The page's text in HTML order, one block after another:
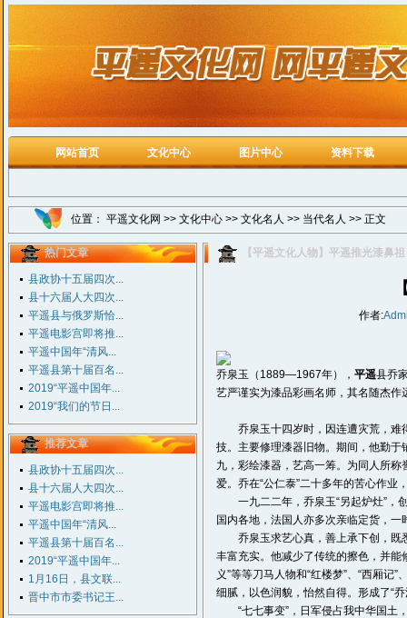
网站首页 文化中心 图片中心 资料下载
位置： 平遥文化网 >> 文化中心 >> 文化名人 >> 当代名人 >> 正文
热门文章
县政协十五届四次...
县十六届人大四次...
平遥县与俄罗斯恰...
平遥电影宫即将推...
平遥中国年“清风...
平遥县第十届百名...
2019“平遥中国年...
2019“我们的节日...
推荐文章
县政协十五届四次...
县十六届人大四次...
平遥电影宫即将推...
平遥中国年“清风...
平遥县第十届百名...
2019“平遥中国年...
1月16日，县文联...
晋中市市委书记王...
【平遥文化人物】平遥推光漆鼻
作者:
乔泉玉（1889—1967年）， 平遥县乔
艺严谨实为漆品彩画名师，其名随杰作
乔泉玉十四岁时，因连遭灾荒，难得
技。主要修理漆器旧物。期间，他勤
九，彩绘漆器，艺高一筹。为同人所
爱。乔在“公仁泰”二十多年的苦心作业
一九二二年，乔泉玉“另起炉灶”，创
国内各地，法国人亦多次亲临定货，一
乔泉玉求艺心真，善上承下创，既
丰富充实。他减少了传统的擦色，并能
义”等等刀马人物和“红楼梦”、“西厢记
细腻，以色润貌，怡然自得。形成了“
“七七事变”，日军侵占我中华国土，